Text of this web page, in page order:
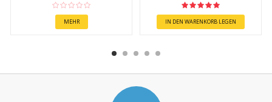
MEHR IN DEN WARENKORB LEGEN